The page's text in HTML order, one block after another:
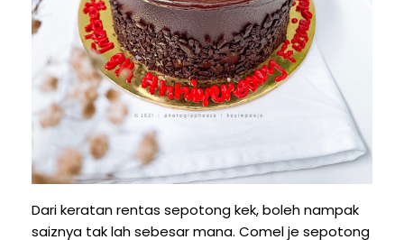
Dari keratan rentas sepotong kek, boleh nampak
saiznya tak lah sebesar mana. Comel je sepotong